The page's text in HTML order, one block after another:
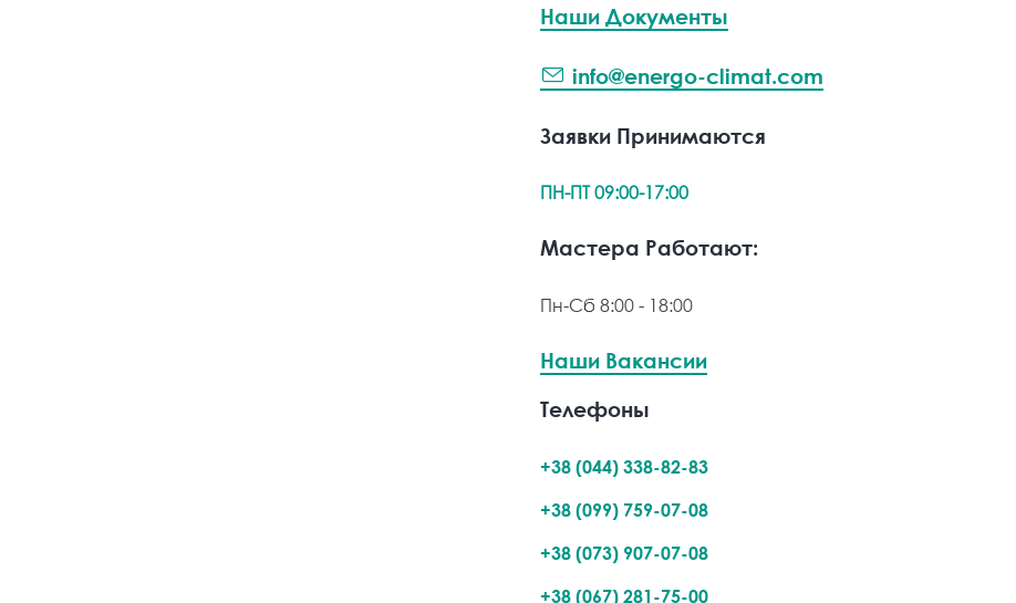
Наши Документы
info@energo-climat.com
Заявки Принимаются
ПН-ПТ 09:00-17:00
Мастера Работают:
Пн-Сб 8:00 - 18:00
Наши Вакансии
Телефоны
+38 (044) 338-82-83
+38 (099) 759-07-08
+38 (073) 907-07-08
+38 (067) 281-75-00